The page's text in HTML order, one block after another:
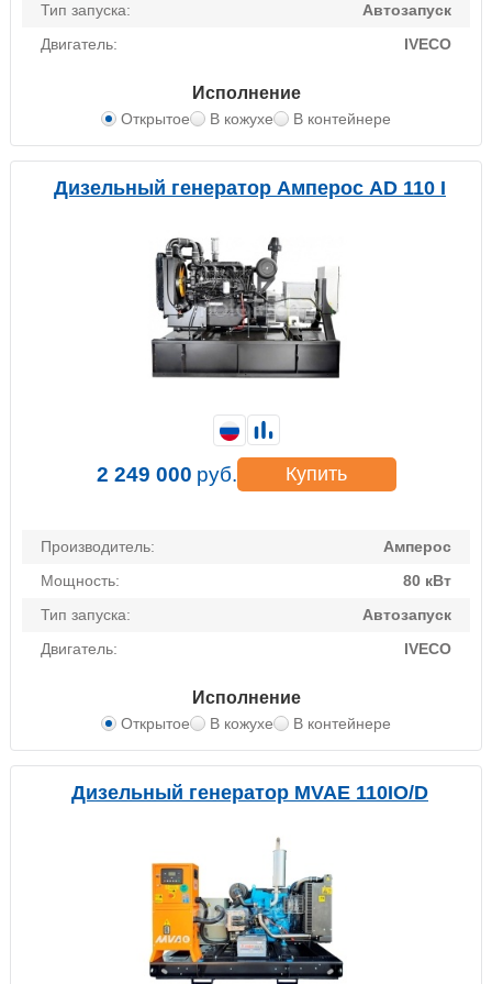
Тип запуска:
Автозапуск
Двигатель:
IVECO
Исполнение
Открытое В кожухе В контейнере
Дизельный генератор Амперос AD 110 I
Производитель:
Амперос
Мощность:
80 кВт
Тип запуска:
Автозапуск
Двигатель:
IVECO
Исполнение
Открытое В кожухе В контейнере
2 249 000 руб. Купить
Дизельный генератор MVAE 110IO/D